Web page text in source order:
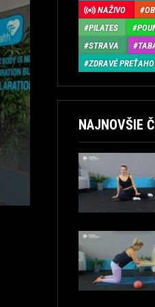
NAŽIVO
PILATES
STRAVA
ZDRAVÉ
NAJNOVŠIE